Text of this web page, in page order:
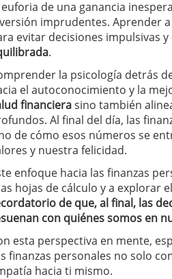
euforia de una ganancia
imprudentes. Aprender
evitar decisiones impulsivas
.
la psicología detrás
el autoconocimiento y la
financierasino también
Al final del día, las
de cómo esos números se
y nuestra felicidad.
enfoque hacia las finanzas
hojas de cálculo y a explorar
de que, al final, las
con quiénes somos en
esta perspectiva en mente,
finanzas personales no solo
hacia ti mismo.